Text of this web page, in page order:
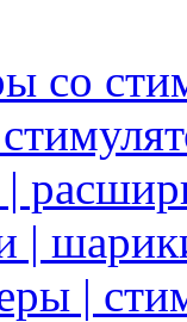
со
|
|